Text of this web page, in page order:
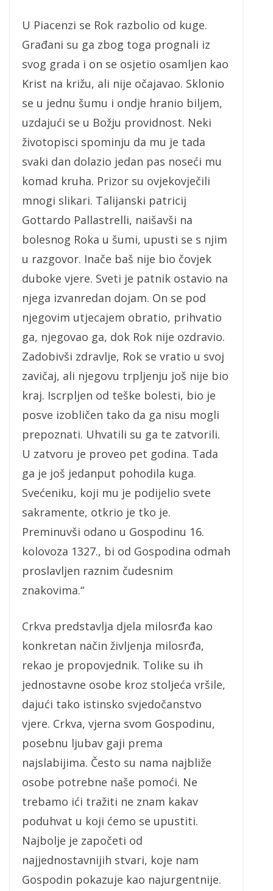
U Piacenzi se Rok razbolio od kuge.
Građani su ga zbog toga prognali iz
svog grada i on se osjetio osamljen kao
Krist na križu, ali nije očajavao. Sklonio
se u jednu šumu i ondje hranio biljem,
uzdajući se u Božju providnost. Neki
životopisci spominju da mu je tada
svaki dan dolazio jedan pas noseći mu
komad kruha. Prizor su ovjekovječili
mnogi slikari. Talijanski patricij
Gottardo Pallastrelli, naišavši na
bolesnog Roka u šumi, upusti se s njim
u razgovor. Inače baš nije bio čovjek
duboke vjere. Sveti je patnik ostavio na
njega izvanredan dojam. On se pod
njegovim utjecajem obratio, prihvatio
ga, njegovao ga, dok Rok nije ozdravio.
Zadobivši zdravlje, Rok se vratio u svoj
zavičaj, ali njegovu trpljenju još nije bio
kraj. Iscrpljen od teške bolesti, bio je
posve izobličen tako da ga nisu mogli
prepoznati. Uhvatili su ga te zatvorili.
U zatvoru je proveo pet godina. Tada
ga je još jedanput pohodila kuga.
Svećeniku, koji mu je podijelio svete
sakramente, otkrio je tko je.
Preminuvši odano u Gospodinu 16.
kolovoza 1327., bi od Gospodina odmah
proslavljen raznim čudesnim
znakovima.“
Crkva predstavlja djela milosrđa kao
konkretan način življenja milosrđa,
rekao je propovjednik. Tolike su ih
jednostavne osobe kroz stoljeća vršile,
dajući tako istinsko svjedočanstvo
vjere. Crkva, vjerna svom Gospodinu,
posebnu ljubav gaji prema
najslabijima. Često su nama najbliže
osobe potrebne naše pomoći. Ne
trebamo ići tražiti ne znam kakav
poduhvat u koji ćemo se upustiti.
Najbolje je započeti od
najjednostavnijih stvari, koje nam
Gospodin pokazuje kao najurgentnije.